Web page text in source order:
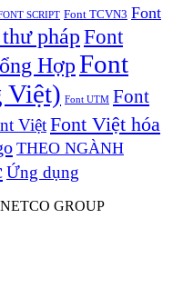
SCRIPT Font TCVN3 Font
pháp Font
HợpFont
Việt) Font UTM Font
ViệtFont Việt hóa
THEO NGÀNH
Ứng dụng
GROUP